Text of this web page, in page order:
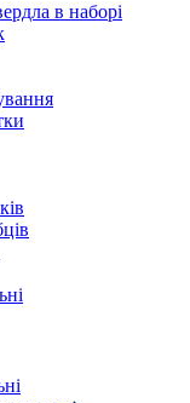
в наборі